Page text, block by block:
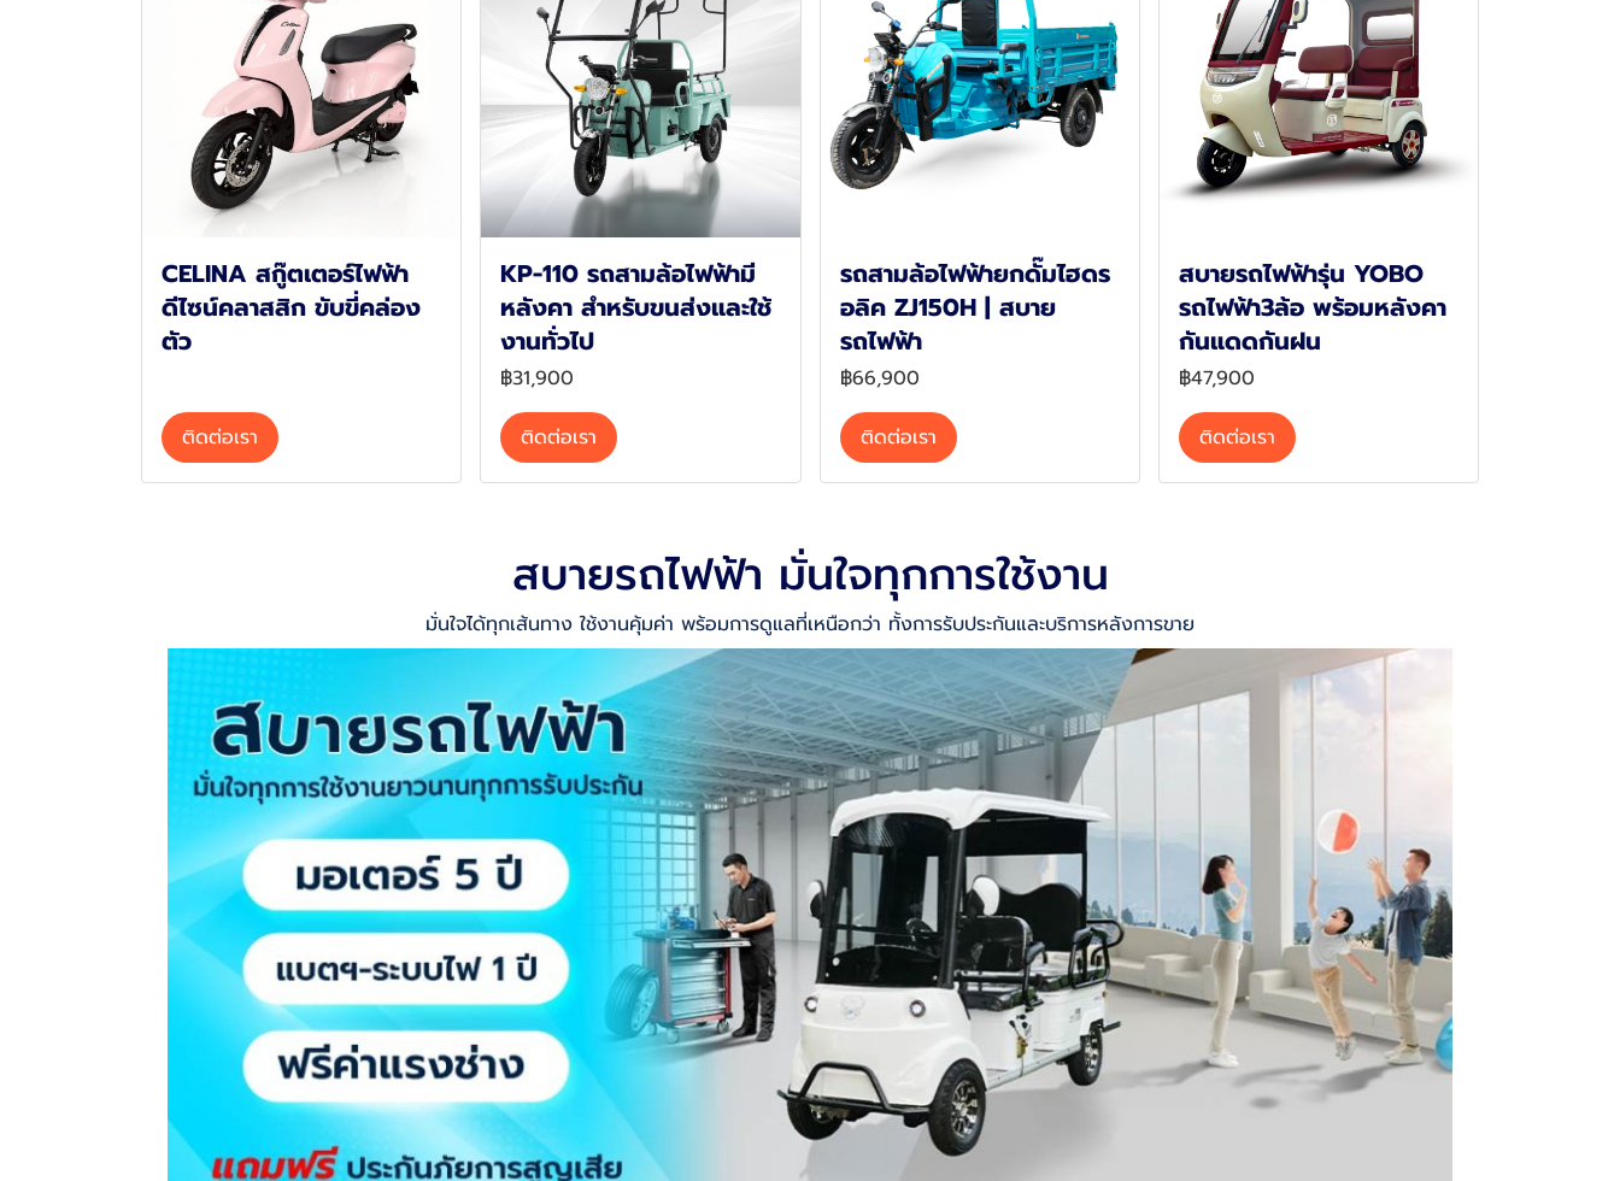
CELINA สกู๊ตเตอร์ไฟฟ้า
ดีไซน์คลาสสิก ขับขี่คล่อง
ตัว
ติดต่อเรา
KP-110 รถสามล้อไฟฟ้ามี
หลังคา สำหรับขนส่งและใช้
งานทั่วไป
฿31,900
ติดต่อเรา
รถสามล้อไฟฟ้ายกดั๊มไฮดร
อลิค ZJ150H | สบาย
รถไฟฟ้า
฿66,900
ติดต่อเรา
สบายรถไฟฟ้ารุ่น YOBO
รถไฟฟ้า3ล้อ พร้อมหลังคา
กันแดดกันฝน
฿47,900
ติดต่อเรา
สบายรถไฟฟ้า มั่นใจทุกการใช้งาน
มั่นใจได้ทุกเส้นทาง ใช้งานคุ้มค่า พร้อมการดูแลที่เหนือกว่า ทั้งการรับประกันและบริการหลังการขาย